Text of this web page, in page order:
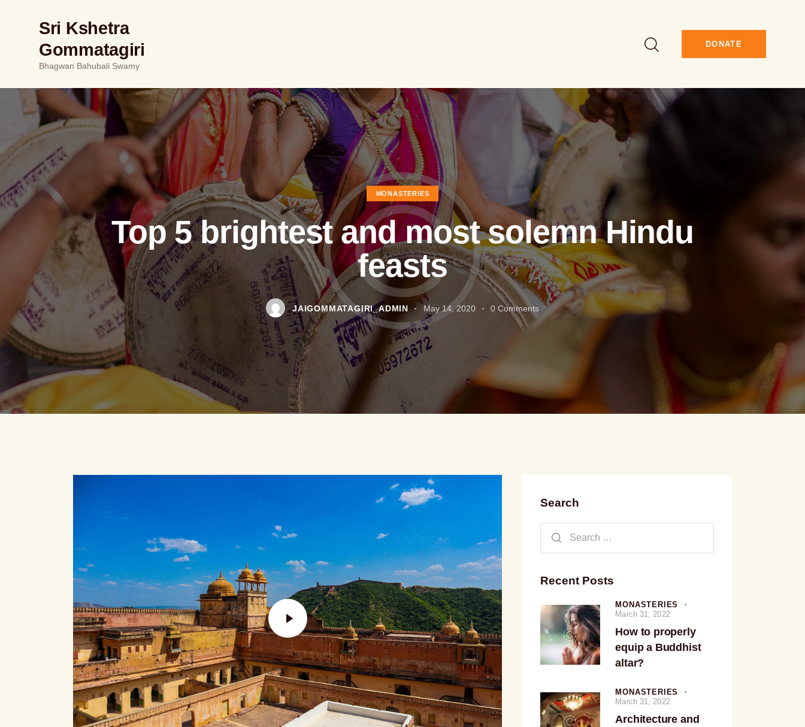
Sri Kshetra
Gommatagiri
Bhagwan Bahubali Swamy
DONATE
MONASTERIES
Top 5 brightest and most solemn Hindu
feasts
JAIGOMMATAGIRI_ADMIN May 14, 2020 0 Comments
Search
Recent Posts
MONASTERIES
March 31, 2022
How to properly
equip a Buddhist
altar?
MONASTERIES
March 31, 2022
Architecture and